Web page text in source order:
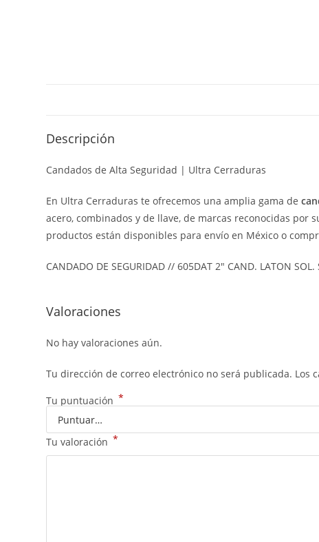
Descripción
Candados de Alta Seguridad | Ultra Cerraduras
En Ultra Cerraduras te ofrecemos una amplia gama de
acero, combinados y de llave, de marcas reconocidas por
productos están disponibles para envío en México o
CANDADO DE SEGURIDAD // 605DAT 2″ CAND. LATON
Valoraciones
No hay valoraciones aún.
Tu dirección de correo electrónico no será publicada. Los
Tu puntuación *
Tu valoración *